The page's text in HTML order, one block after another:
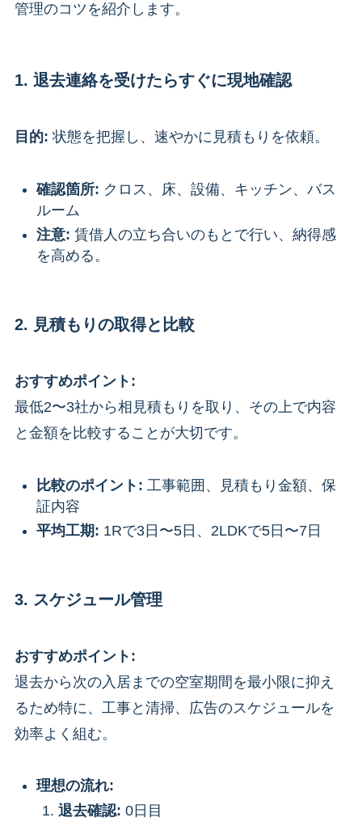
管理のコツを紹介します。
1. 退去連絡を受けたらすぐに現地確認
目的: 状態を把握し、速やかに見積もりを依頼。
確認箇所: クロス、床、設備、キッチン、バス
ルーム
注意: 賃借人の立ち合いのもとで行い、納得感
を高める。
2. 見積もりの取得と比較
おすすめポイント:
最低2〜3社から相見積もりを取り、その上で内容
と金額を比較することが大切です。
比較のポイント: 工事範囲、見積もり金額、保
証内容
平均工期: 1Rで3日〜5日、2LDKで5日〜7日
3. スケジュール管理
おすすめポイント:
退去から次の入居までの空室期間を最小限に抑え
るため特に、工事と清掃、広告のスケジュールを
効率よく組む。
理想の流れ:
退去確認: 0日目